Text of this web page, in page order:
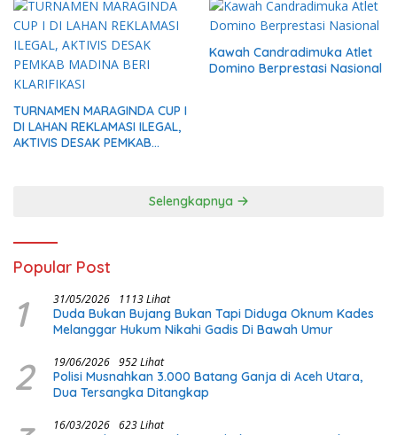
TURNAMEN MARAGINDA CUP I
DI LAHAN REKLAMASI ILEGAL,
AKTIVIS DESAK PEMKAB
Kawah Candradimuka Atlet
Domino Berprestasi Nasional
Selengkapnya
Popular Post
1 31/05/2026 1113 Lihat
Duda Bukan Bujang Bukan Tapi Diduga Oknum Kades
Melanggar Hukum Nikahi Gadis Di Bawah Umur
2 19/06/2026 952 Lihat
Polisi Musnahkan 3.000 Batang Ganja di Aceh Utara,
Dua Tersangka Ditangkap
16/03/2026 623 Lihat